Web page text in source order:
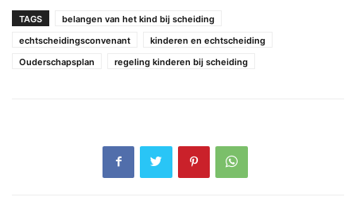
TAGS
belangen van het kind bij scheiding
echtscheidingsconvenant
kinderen en echtscheiding
Ouderschapsplan
regeling kinderen bij scheiding